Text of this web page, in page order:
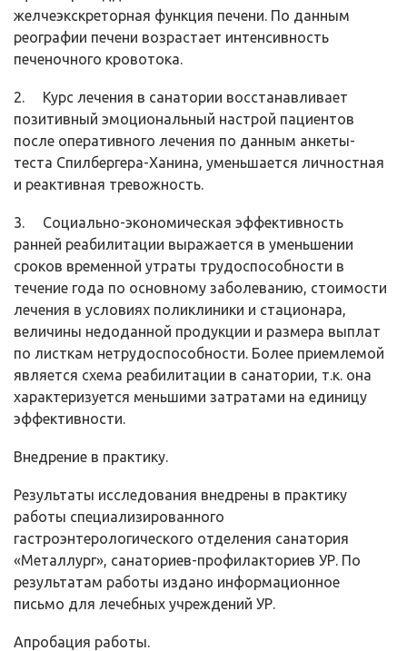
желчеэкскреторная функция печени. По данным
реографии печени возрастает интенсивность
печеночного кровотока.
2. Курс лечения в санатории восстанавливает
позитивный эмоциональный настрой пациентов
после оперативного лечения по данным анкеты-
теста Спилбергера-Ханина, уменьшается личностная
и реактивная тревожность.
3. Социально-экономическая эффективность
ранней реабилитации выражается в уменьшении
сроков временной утраты трудоспособности в
течение года по основному заболеванию, стоимости
лечения в условиях поликлиники и стационара,
величины недоданной продукции и размера выплат
по листкам нетрудоспособности. Более приемлемой
является схема реабилитации в санатории, т.к. она
характеризуется меньшими затратами на единицу
эффективности.
Внедрение в практику.
Результаты исследования внедрены в практику
работы специализированного
гастроэнтерологического отделения санатория
«Металлург», санаториев-профилакториев УР. По
результатам работы издано информационное
письмо для лечебных учреждений УР.
Апробация работы.